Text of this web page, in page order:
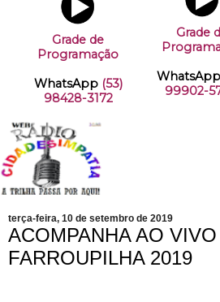
Grade de
Programação
WhatsApp (53)
98428-3172
Grade
WhatsApp
99902-
terça-feira, 10 de setembro de 2019
ACOMPANHA AO
FARROUPILHA 2019